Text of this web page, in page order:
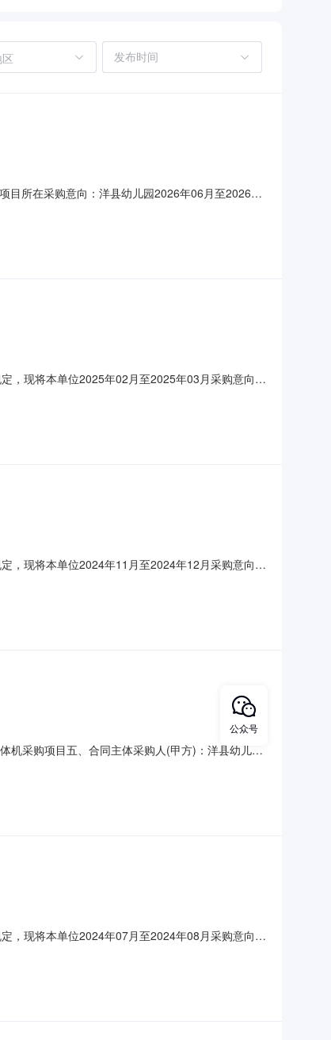
目所在采购意向：洋县幼儿园2026年06月至2026年
动室，卫生间盥洗室地面防水铺设地板砖，安装适
，现将本单位2025年02月至2025年03月采购意向公
情况以相关采购公告和采购文件为准。洋县幼儿
，现将本单位2024年11月至2024年12月采购意向公
锌钢管，厚度不小于2毫米，经酸洗处理，后经特
机采购项目五、合同主体采购人(甲方)：洋县幼儿园
215,100.00
，现将本单位2024年07月至2024年08月采购意向公
固态硬盘，内置扬声器，有配套的幼教资
公众号